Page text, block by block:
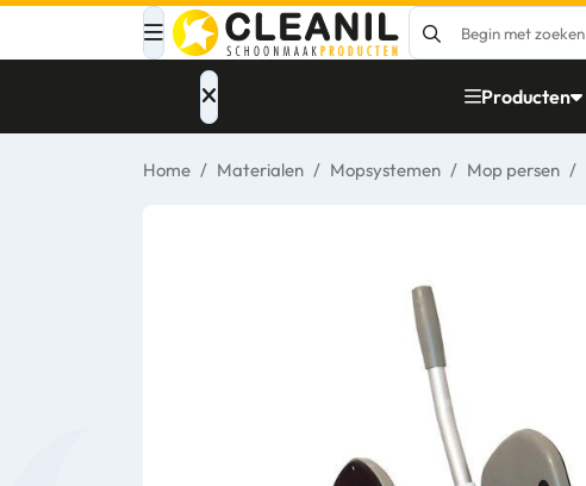
Producten
Home / Materialen / Mopsystemen / Mop persen /